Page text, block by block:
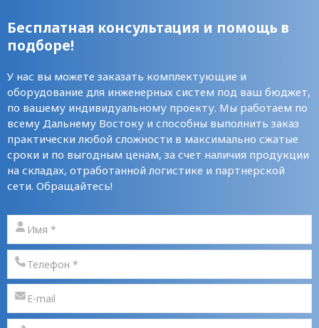
Бесплатная консультация и помощь в
подборе!
У нас вы можете заказать комплектующие и
оборудование для инженерных систем под ваш бюджет,
по вашему индивидуальному проекту. Мы работаем по
всему Дальнему Востоку и способны выполнить заказ
практически любой сложности в максимально сжатые
сроки и по выгодным ценам, за счет наличия продукции
на складах, отработанной логистике и партнерской
сети. Обращайтесь!